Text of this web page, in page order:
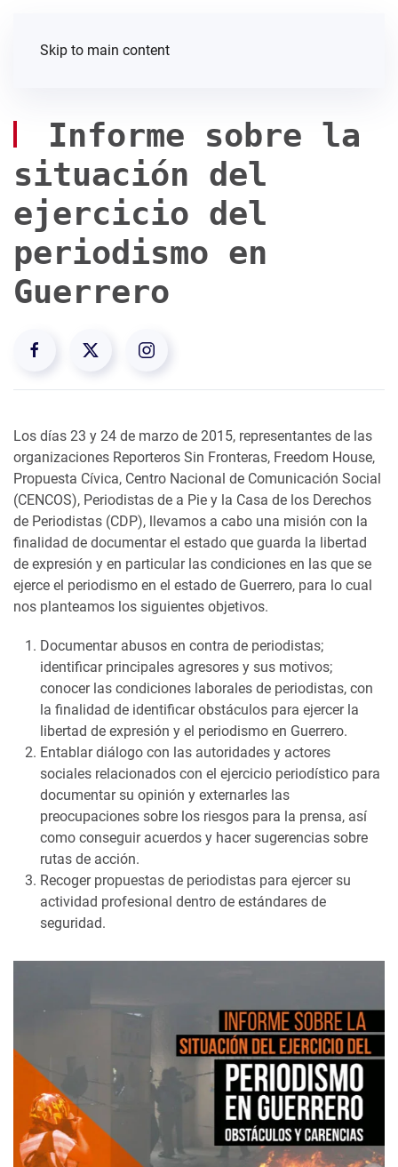
Skip to main content
Informe sobre la
situación del
ejercicio del
periodismo en
Guerrero
Los días 23 y 24 de marzo de 2015, representantes de las
organizaciones Reporteros Sin Fronteras, Freedom House,
Propuesta Cívica, Centro Nacional de Comunicación Social
(CENCOS), Periodistas de a Pie y la Casa de los Derechos
de Periodistas (CDP), llevamos a cabo una misión con la
finalidad de documentar el estado que guarda la libertad
de expresión y en particular las condiciones en las que se
ejerce el periodismo en el estado de Guerrero, para lo cual
nos planteamos los siguientes objetivos.
Documentar abusos en contra de periodistas;
identificar principales agresores y sus motivos;
conocer las condiciones laborales de periodistas, con
la finalidad de identificar obstáculos para ejercer la
libertad de expresión y el periodismo en Guerrero.
Entablar diálogo con las autoridades y actores
sociales relacionados con el ejercicio periodístico para
documentar su opinión y externarles las
preocupaciones sobre los riesgos para la prensa, así
como conseguir acuerdos y hacer sugerencias sobre
rutas de acción.
Recoger propuestas de periodistas para ejercer su
actividad profesional dentro de estándares de
seguridad.